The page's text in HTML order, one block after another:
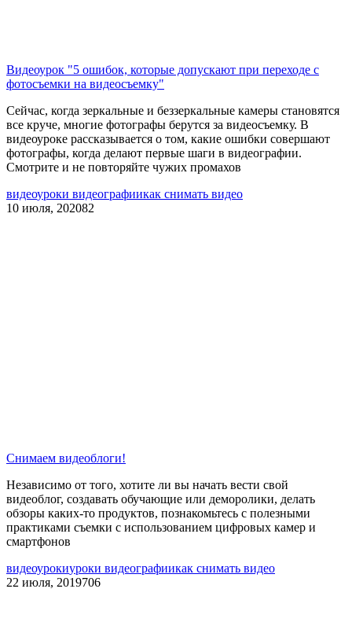
Видеоурок "5 ошибок, которые допускают при переходе с
фотосъемки на видеосъемку"
Сейчас, когда зеркальные и беззеркальные камеры становятся
все круче, многие фотографы берутся за видеосъемку. В
видеоуроке рассказывается о том, какие ошибки совершают
фотографы, когда делают первые шаги в видеографии.
Смотрите и не повторяйте чужих промахов
видеоуроки видеографиикак снимать видео
10 июля, 202082
Снимаем видеоблоги!
Независимо от того, хотите ли вы начать вести свой
видеоблог, создавать обучающие или деморолики, делать
обзоры каких-то продуктов, познакомьтесь с полезными
практиками съемки с использованием цифровых камер и
смартфонов
видеоурокиуроки видеографиикак снимать видео
22 июля, 2019706